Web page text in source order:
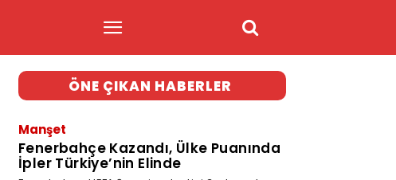
ÖNE ÇIKAN HABERLER
Manşet
Fenerbahçe Kazandı, Ülke Puanında
İpler Türkiye’nin Elinde